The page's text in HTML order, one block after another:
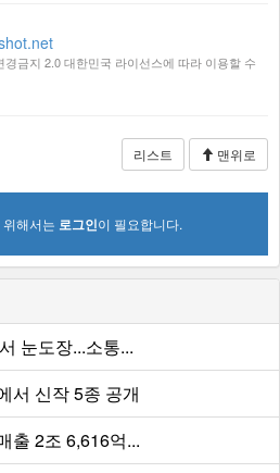
금지 2.0 대한민국 라이선스에 따라 이용할 수
리스트 맨위로
해서는 로그인이 필요합니다.
눈도장...소통...
서 신작 5종 공개
출 2조 6,616억...